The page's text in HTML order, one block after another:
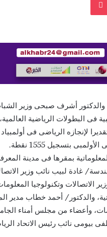
والدكتور أشرف صبحى وزير
فى البطولات الرياضية
بتسجيل 1555 نقطة.
بمقرها فى مدينة
غادة لبيب نائب وزير
الاتصالات وتكنولوجيا
والدكتور/ أحمد خطاب مدير
وأعضاء من مجلس أمناء
بيومى نائب رئيس الاتحاد
przy
منصة
للسياحة
الصحية
في
مصر
الأوسط
وأفريقيا..
تدعم
رؤية
الدولة
لتحويل
مصر
إلى
مركز
عالمي
للعلاج
لتحويل مصر
والاستشفاء